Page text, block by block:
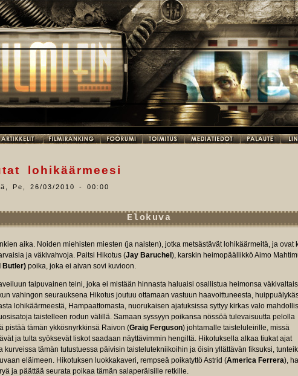
lohikäärmeesi
Pe, 26/03/2010 - 00:00
Elokuva
aika. Noiden miehisten miesten (ja naisten), jotka metsästävät lohikäärmeitä, ja ovat
ja väkivahvoja. Paitsi Hikotus (Jay Baruchel ), karskin heimopäällikkö Aimo
Butler) poika, joka ei aivan sovi kuvioon.
taipuvainen teini, joka ei mistään hinnasta haluaisi osallistua heimonsa
vahingon seurauksena Hikotus joutuu ottamaan vastuun haavoittuneesta,
lohikäärmeestä, Hampaattomasta, nuorukaisen ajatuksissa syttyy kirkas valo
taistelleen rodun välillä. Samaan syssyyn poikansa nössöä tulevaisuutta pelolla
pistää tämän ykkösnyrkkinsä Raivon (Graig Ferguson) johtamalle taisteluleirille, missä
ja tulta syöksevät liskot saadaan näyttävimmin hengiltä. Hikotuksella alkaa tiukat ajat
kurveissa tämän tutustuessa päivisin taistelutekniikoihin ja öisin yllättävän fiksuksi,
eläimeen. Hikotuksen luokkakaveri, rempseä poikatyttö Astrid (America Ferrera),
ja päättää seurata poikaa tämän salaperäisille retkille.